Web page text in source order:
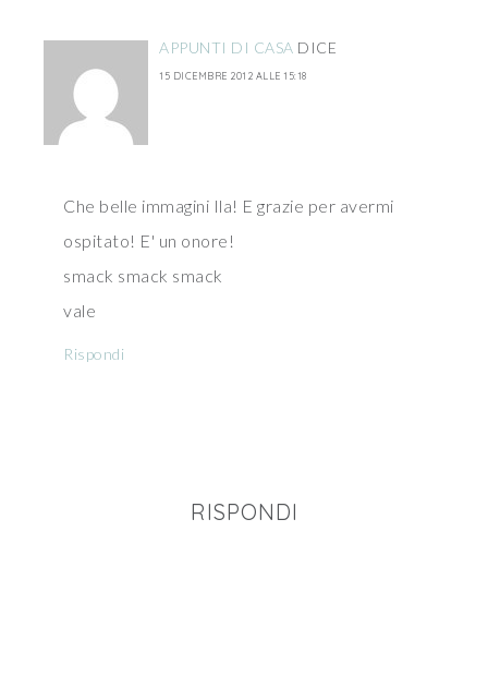
APPUNTI DI CASA DICE
15 DICEMBRE 2012 ALLE 15:18
Che belle immagini Ila! E grazie per avermi
ospitato! E' un onore!
smack smack smack
vale
Rispondi
RISPONDI